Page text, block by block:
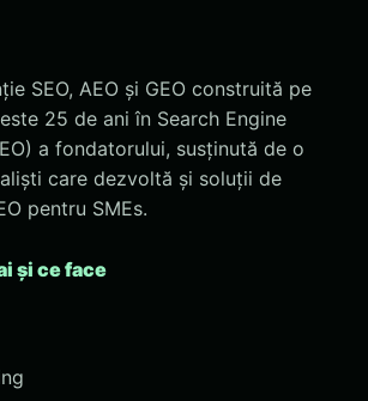
SEO, AEO și GEO construită pe
25 de ani în Search Engine
a fondatorului, susținută de o
care dezvoltă și soluții de
pentru SMEs.
și ce face